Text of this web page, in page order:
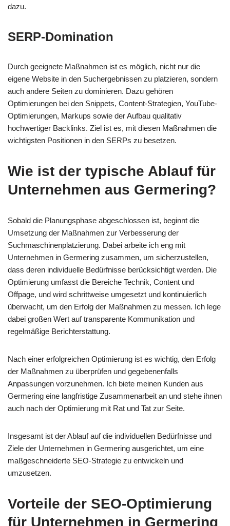
dazu.
SERP-Domination
Durch geeignete Maßnahmen ist es möglich, nicht nur die
eigene Website in den Suchergebnissen zu platzieren, sondern
auch andere Seiten zu dominieren. Dazu gehören
Optimierungen bei den Snippets, Content-Strategien, YouTube-
Optimierungen, Markups sowie der Aufbau qualitativ
hochwertiger Backlinks. Ziel ist es, mit diesen Maßnahmen die
wichtigsten Positionen in den SERPs zu besetzen.
Wie ist der typische Ablauf für
Unternehmen aus Germering?
Sobald die Planungsphase abgeschlossen ist, beginnt die
Umsetzung der Maßnahmen zur Verbesserung der
Suchmaschinenplatzierung. Dabei arbeite ich eng mit
Unternehmen in Germering zusammen, um sicherzustellen,
dass deren individuelle Bedürfnisse berücksichtigt werden. Die
Optimierung umfasst die Bereiche Technik, Content und
Offpage, und wird schrittweise umgesetzt und kontinuierlich
überwacht, um den Erfolg der Maßnahmen zu messen. Ich lege
dabei großen Wert auf transparente Kommunikation und
regelmäßige Berichterstattung.
Nach einer erfolgreichen Optimierung ist es wichtig, den Erfolg
der Maßnahmen zu überprüfen und gegebenenfalls
Anpassungen vorzunehmen. Ich biete meinen Kunden aus
Germering eine langfristige Zusammenarbeit an und stehe ihnen
auch nach der Optimierung mit Rat und Tat zur Seite.
Insgesamt ist der Ablauf auf die individuellen Bedürfnisse und
Ziele der Unternehmen in Germering ausgerichtet, um eine
maßgeschneiderte SEO-Strategie zu entwickeln und
umzusetzen.
Vorteile der SEO-Optimierung
für Unternehmen in Germering